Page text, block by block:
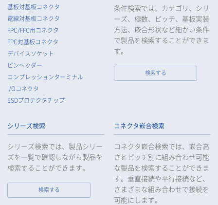
様等の個人データの安全管理が図られるよう必要かつ適切な監
督を行います。
当社は、法令で例外として定められている場合を除き、お客様
等の個人データをあらかじめ、ご本人の同意を得ることなく第
三者に提供することはいたしません。
当社は、法令で不要とされている場合を除き、第三者に個人デ
ータを提供したとき、又は受けたときは、法令で定められた確
認・記録義務を適正に履行いたします。
9. 当社は、個人情報の漏えい等の事故が発生した場合は、お客様
等の保護を最優先する考えのもと、被害を最小限にとどめるた
めに合理的な範囲で速やかに対応し、再発防止に向けた取り組
みを行います。
当社は、個人情報報保護のための管理体制および取り組みを継
続的に見直し、定期的に評価を実施し、その改善に努めてまい
ります。
基板対基板コネクタ
電線対基板コネクタ
FPC/FFC用コネクタ
FPC対基板コネクタ
デバイスソケット
ピンヘッダー
コンプレッションターミナル
I/Oコネクタ
ESDプロテクタチップ
条件検索では、カテゴリ、シリ
ーズ、極数、ピッチ、基板実装
方法、嵌合形状など細かい条件
で製品を検索することができま
す。
検索する
シリーズ検索
シリーズ検索では、製品シリー
ズを一覧で確認しながら製品を
検索することができます。
検索する
コネクタ嵌合検索
コネクタ嵌合検索では、嵌合高
さとピッチ別に組み合わせ可能
な製品を検索することができま
す。垂直接続や平行接続など、
さまざまな組み合わせで接続を
可能にします。